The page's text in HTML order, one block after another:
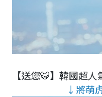
【送您🐯】韓國超
↓將萌